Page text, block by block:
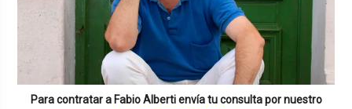
Para contratar a Fabio Albertienvía tu consulta por nuestro